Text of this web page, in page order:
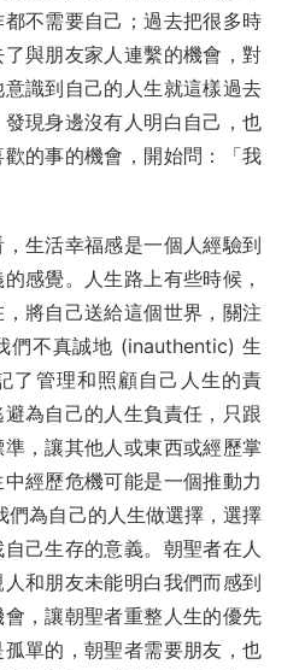
不需要自己；過去把很多時
與朋友家人連繫的機會，對
識到自己的人生就這樣過去
現身邊沒有人明白自己，也
的事的機會，開始問：「我
生活幸福感是一個人經驗到
感覺。人生路上有些時候，
將自己送給這個世界，關注
們不真誠地 (inauthentic) 生
了管理和照顧自己人生的責
為自己的人生負責任，只跟
，讓其他人或東西或經歷掌
經歷危機可能是一個推動力
為自己的人生做選擇，選擇
己生存的意義。朝聖者在人
和朋友未能明白我們而感到
，讓朝聖者重整人生的優先
單的，朝聖者需要朋友，也